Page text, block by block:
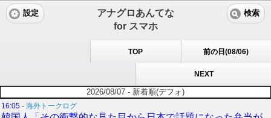
アナグロあんてな
for スマホ
設定 検索
TOP 前の日(08/06)
NEXT
2026/08/07 - 新着順(デフォ)
16:05 - 海外トークログ